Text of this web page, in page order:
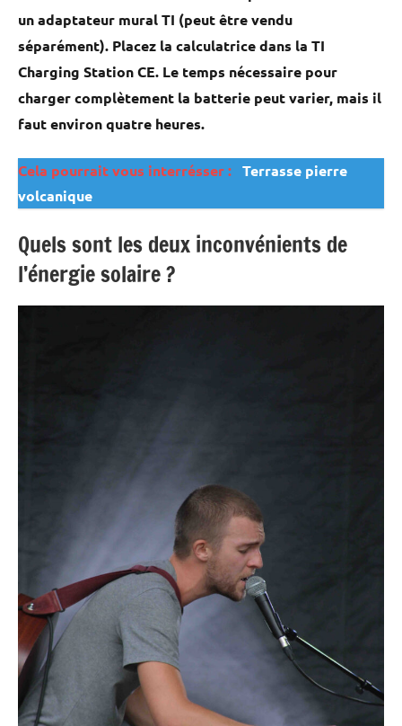
un adaptateur mural TI (peut être vendu
séparément). Placez la calculatrice dans la TI
Charging Station CE. Le temps nécessaire pour
charger complètement la batterie peut varier, mais il
faut environ quatre heures.
Cela pourrait vous interrésser : Terrasse pierre
volcanique
Quels sont les deux inconvénients de
l’énergie solaire ?